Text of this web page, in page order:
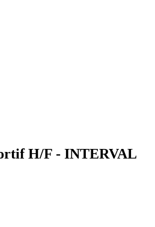
H/F - INTERVAL